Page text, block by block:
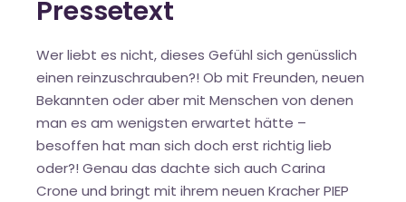
Pressetext
Wer liebt es nicht, dieses Gefühl sich genüsslich
einen reinzuschrauben?! Ob mit Freunden, neuen
Bekannten oder aber mit Menschen von denen
man es am wenigsten erwartet hätte –
besoffen hat man sich doch erst richtig lieb
oder?! Genau das dachte sich auch Carina
Crone und bringt mit ihrem neuen Kracher PIEP